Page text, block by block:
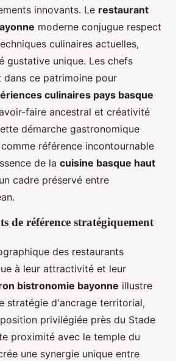
innovants. Le restaurant
moderne conjugue respect
culinaires actuelles,
gustative unique. Les chefs
dans ce patrimoine pour
culinaires pays basque
faire ancestral et créativité
démarche gastronomique
référence incontournable
de la cuisine basque haut
cadre préservé entre
de référence stratégiquement
des restaurants
à leur attractivité et leur
bistronomie bayonne illustre
stratégie d'ancrage territorial,
privilégiée près du Stade
proximité avec le temple du
une synergie unique entre